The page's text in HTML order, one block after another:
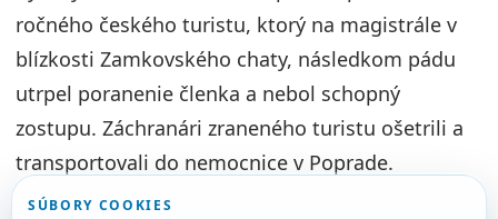
ročného českého turistu, ktorý na magistrále v
blízkosti Zamkovského chaty, následkom pádu
utrpel poranenie členka a nebol schopný
zostupu. Záchranári zraneného turistu ošetrili a
transportovali do nemocnice v Poprade.
SÚBORY COOKIES